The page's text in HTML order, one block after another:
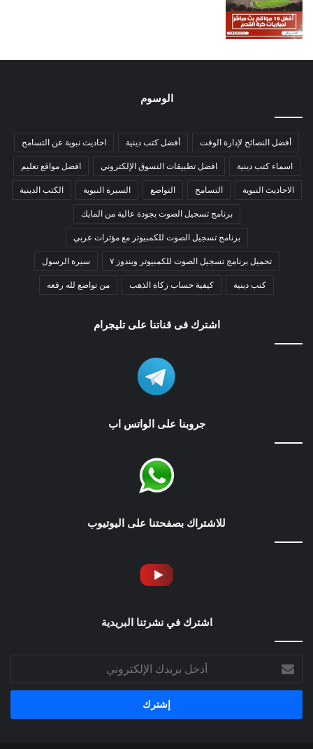
الوسوم
أفضل النصائح لإدارة الوقت أفضل كتب دينية احاديث نبوية عن التسامح
اسماء كتب دينية افضل تطبيقات التسوق الإلكتروني افضل مواقع تعليم
الاحاديث النبوية التسامح التواضع السيرة النبوية الكتب الدينية
برنامج تسجيل الصوت بجودة عالية من المايك
برنامج تسجيل الصوت للكمبيوتر مع مؤثرات عربي
تحميل برنامج تسجيل الصوت للكمبيوتر ويندوز ٧ سيرة الرسول
كتب دينية كيفية حساب زكاة الذهب من تواضع لله رفعه
اشترك فى قناتنا على تليجرام
جروبنا على الواتس اب
للاشتراك بصفحتنا على اليوتيوب
اشترك في نشرتنا البريدية
بريدك
الإلكتروني